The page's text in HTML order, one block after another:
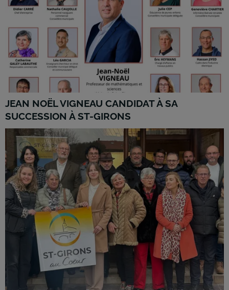
JEAN NOËL VIGNEAU CANDIDAT À SA
SUCCESSION À ST-GIRONS